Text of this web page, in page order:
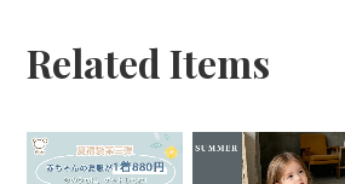
Related Items